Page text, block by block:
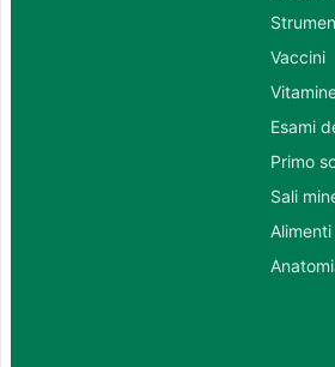
Vaccini
Esami
Primo
Sali
Alimenti